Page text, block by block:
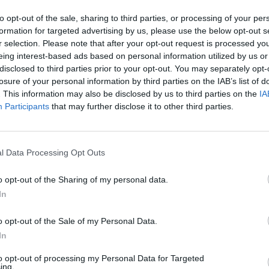
opt-out of the sale, sharing to third parties, or processing of your
for targeted advertising by us, please use the below opt-out
selection. Please note that after your opt-out request is processed
interest-based ads based on personal information utilized by us
to third parties prior to your opt-out. You may separately
of your personal information by third parties on the IAB’s list of
This information may also be disclosed by us to third parties on the
Participants that may further disclose it to other third parties.
Data Processing Opt Outs
opt-out of the Sharing of my personal data.
opt-out of the Sale of my Personal Data.
opt-out of processing my Personal Data for Targeted
είναι ενήμερη για την εξέλιξη.
σύμφωνα με την πηγή. Η Disney
Σεπτέμβριο.
ρυθμού των κλάδων μας, αυτό απαιτεί από
ένα πιο ευέλικτο και τεχνολογικά
στις ανάγκες του μέλλοντος.
σε ορισμένα τμήματα της εταιρείας»
το Reuters.
προσαρμόζεται στις νέες οικονομικές
πτώσης του τηλεοπτικού κλάδου, της